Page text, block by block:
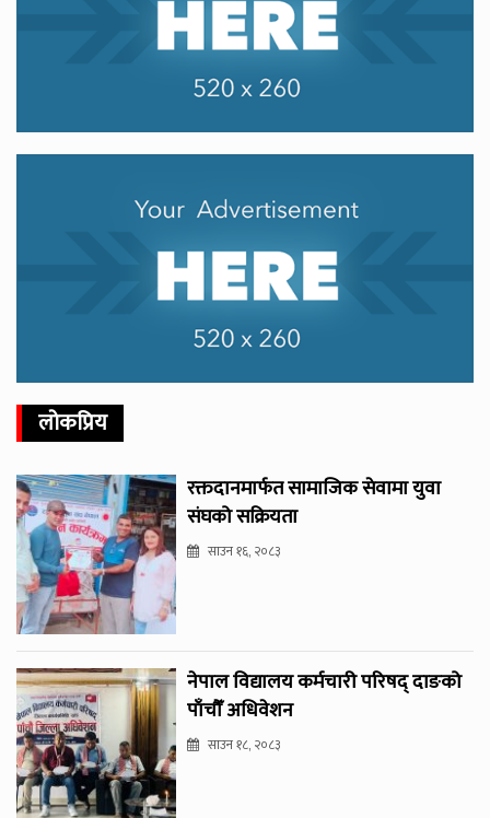
लोकप्रिय
रक्तदानमार्फत सामाजिक सेवामा युवा
संघको सक्रियता
साउन १६, २०८३
नेपाल विद्यालय कर्मचारी परिषद् दाङको
पाँचौँ अधिवेशन
साउन १८, २०८३